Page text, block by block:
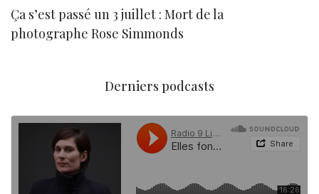
Ça s’est passé un 3 juillet : Mort de la
photographe Rose Simmonds
Derniers podcasts